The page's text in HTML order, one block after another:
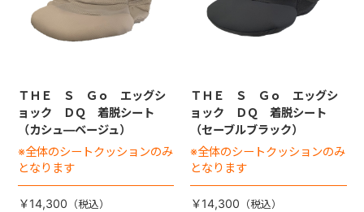
ＴＨＥ Ｓ Ｇｏ エッグシ
ョック ＤＱ 着脱シート
（カシュ―ベージュ）
※全体のシートクッションのみ
となります
￥14,300
ＴＨＥ Ｓ Ｇｏ エッグシ
ョック ＤＱ 着脱シート
（セーブルブラック）
※全体のシートクッションのみ
となります
￥14,300